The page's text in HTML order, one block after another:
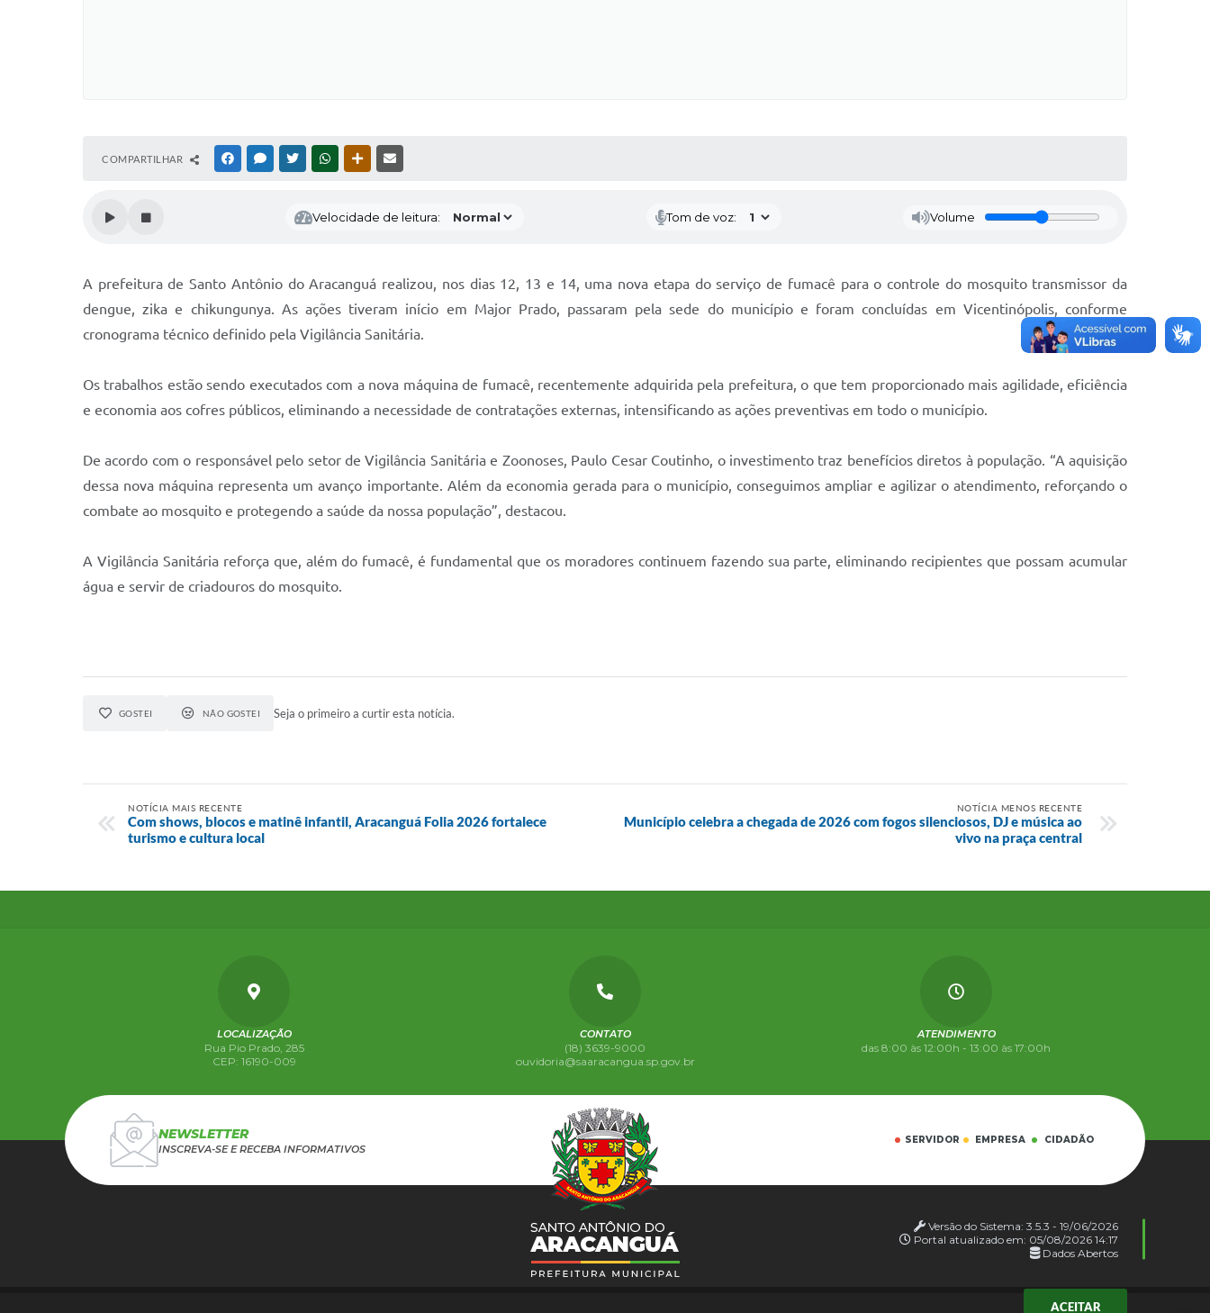
ACEITAR
COMPARTILHAR FACEBOOKMESSENGER
TWITTERWHATSAPPOUTRAS MÍDIAS
Velocidade de leitura: Tom de voz: Volume
A prefeitura de Santo Antônio do Aracanguá realizou, nos dias 12, 13 e 14, uma nova etapa do serviço de fumacê para o controle do mosquito transmissor da
dengue, zika e chikungunya. As ações tiveram início em Major Prado, passaram pela sede do município e foram concluídas em Vicentinópolis, conforme
cronograma técnico definido pela Vigilância Sanitária.
Os trabalhos estão sendo executados com a nova máquina de fumacê, recentemente adquirida pela prefeitura, o que tem proporcionado mais agilidade, eficiência
e economia aos cofres públicos, eliminando a necessidade de contratações externas, intensificando as ações preventivas em todo o município.
De acordo com o responsável pelo setor de Vigilância Sanitária e Zoonoses, Paulo Cesar Coutinho, o investimento traz benefícios diretos à população. “A aquisição
dessa nova máquina representa um avanço importante. Além da economia gerada para o município, conseguimos ampliar e agilizar o atendimento, reforçando o
combate ao mosquito e protegendo a saúde da nossa população”, destacou.
A Vigilância Sanitária reforça que, além do fumacê, é fundamental que os moradores continuem fazendo sua parte, eliminando recipientes que possam acumular
água e servir de criadouros do mosquito.
GOSTEI NÃO GOSTEI Seja o primeiro a curtir esta notícia.
NOTÍCIA MAIS RECENTE
Com shows, blocos e matinê infantil, Aracanguá Folia 2026 fortalece
turismo e cultura local
NOTÍCIA MENOS RECENTE
Município celebra a chegada de 2026 com fogos silenciosos, DJ e música ao
vivo na praça central
LOCALIZAÇÃO
Rua Pio Prado, 285
CEP: 16190-009
CONTATO
(18) 3639-9000
ouvidoria@saaracangua.sp.gov.br
ATENDIMENTO
das 8:00 às 12:00h - 13:00 às 17:00h
NEWSLETTER
INSCREVA-SE E RECEBA INFORMATIVOS
SERVIDOR EMPRESA CIDADÃO
Versão do Sistema: 3.5.3 - 19/06/2026
Portal atualizado em: 05/08/2026 14:17
Dados Abertos